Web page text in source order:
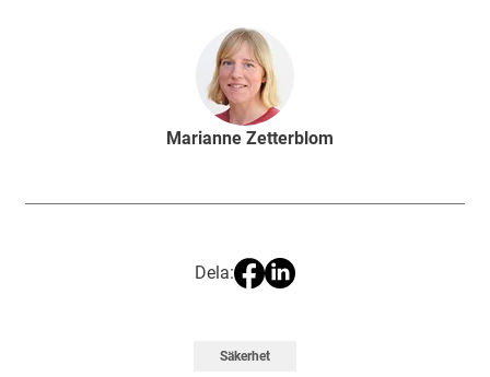
Marianne Zetterblom
Dela:
Säkerhet